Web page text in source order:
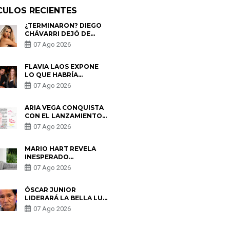
RECIENTES
¿TERMINARON? DIEGO
CHÁVARRI DEJÓ DE
SEGUIR A GABRIELA
HERRERA Y ANUNCIA SU
07 Ago 2026
FLAVIA LAOS EXPONE
LO QUE HABRÍA
BUSCADO PABLO
HEREDIA CON ALE
PARTES QUERÍA EL
REMEMBER”
07 Ago 2026
ARIA VEGA CONQUISTA
CON EL LANZAMIENTO
DE “TOTOTO (+4)”
07 Ago 2026
MARIO HART REVELA
INESPERADO
PROBLEMA DE SALUD
ANTES DE SEPARARSE
ENCONTRARON UN
TUMOR”
07 Ago 2026
ÓSCAR JUNIOR
LIDERARÁ LA BELLA LUZ
TRAS SALIDA DE SU
PADRE POR POLÉMICA
07 Ago 2026